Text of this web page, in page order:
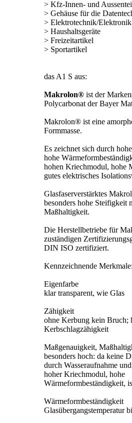
> Kfz-Innen- und
> Gehäuse für die
> Elektrotechnik/Elektronik
> Haushaltsgeräte
> Freizeitartikel
> Sportartikel
das A1 S aus:
Makrolon® ist der
Polycarbonat der Bayer
Makrolon® ist eine
Formmasse.
Es zeichnet sich durch
hohe
hohen Kriechmodul, hohe
gutes elektrisches
Glasfaserverstärktes
besonders hohe Steifigkeit
Maßhaltigkeit.
Die Herstellbetriebe für
zuständigen
DIN ISO zertifiziert.
Kennzeichnende Merkmale:
Eigenfarbe
klar transparent, wie Glas
Zähigkeit
ohne Kerbung kein Bruch;
Kerbschlagzähigkeit
Maßgenauigkeit,
besonders hoch: da keine
durch Wasseraufnahme
hoher Kriechmodul, hohe
Wärmeformbeständigkeit,
Wärmeformbeständigkeit
Glasübergangstemperatur